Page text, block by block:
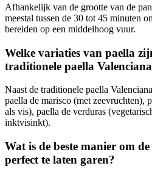
Afhankelijk van de grootte van de
meestal tussen de 30 tot 45 minuten
bereiden op een middelhoog vuur.
Welke variaties van paella
traditionele paella
Naast de traditionele paella
paella de marisco (met zeevruchten),
als vis), paella de verduras
inktvisinkt).
Wat is de beste manier om
perfect te laten garen?